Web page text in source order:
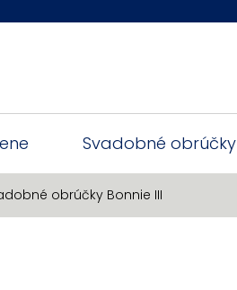
Svadobné obrúčky
obrúčky Bonnie III